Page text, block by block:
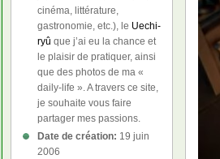
cinéma, littérature,
gastronomie, etc.), le Uechi-
ryû que j’ai eu la chance et
le plaisir de pratiquer, ainsi
que des photos de ma «
daily-life ». A travers ce site,
je souhaite vous faire
partager mes passions.
Date de création: 19 juin
2006